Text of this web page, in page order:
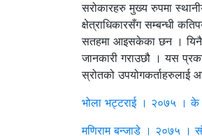
सरोकारहरु मुख्य रुपमा
क्षेत्राधिकारसँग सम्बन्धी
सतहमा आइसकेका छन । यिनै
जानकारी गराउछौ । यस
स्रोतको उपयोगकर्ताहरुलाई
भोला भट्टराई । २०७५ । के
मणिराम बन्जाडे । २०७५ ।